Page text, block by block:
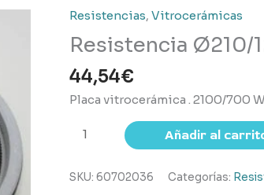
Resistencias,Vitrocerámicas
Resistencia Ø210/
44,54€
Placa vitrocerámica . 2100/700
Resistencia
Teka
Añadir al
SKU:60702036 Categorías: